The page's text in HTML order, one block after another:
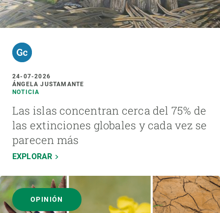
24-07-2026
ÁNGELA JUSTAMANTE
NOTICIA
Las islas concentran cerca del 75% de
las extinciones globales y cada vez se
parecen más
EXPLORAR
OPINIÓN